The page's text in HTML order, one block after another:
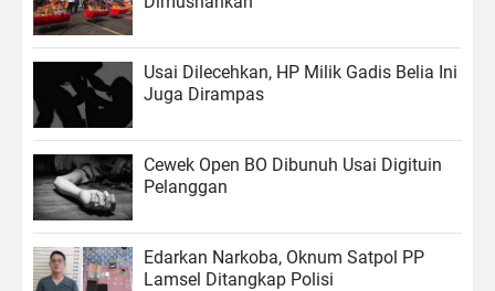
Usai Dilecehkan, HP Milik Gadis Belia Ini
Juga Dirampas
Cewek Open BO Dibunuh Usai Digituin
Pelanggan
Edarkan Narkoba, Oknum Satpol PP
Lamsel Ditangkap Polisi